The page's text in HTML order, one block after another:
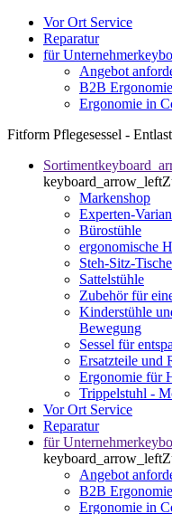
Vor Ort Service
Reparatur
für Unternehmer
Angebot
B2B Ergonomie
Ergonomie in
Fitform Pflegesessel -
Sortiment
keyboard_arrow_left
Markenshop
Experten-
Bürostühle
ergonomische
Steh-Sitz-Tische
Sattelstühle
Zubehör für
Kinderstühle
Bewegung
Sessel für
Ersatzteile und
Ergonomie für
Trippelstuhl -
Vor Ort Service
Reparatur
für Unternehmer
keyboard_arrow_left
Angebot
B2B Ergonomie
Ergonomie in